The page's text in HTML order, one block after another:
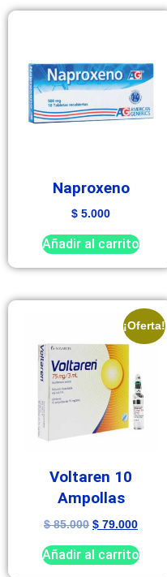
Naproxeno
$ 5.000
Añadir al carrito
¡Oferta!
Voltaren 10
Ampollas
$85.000 $ 79.000
Añadir al carrito